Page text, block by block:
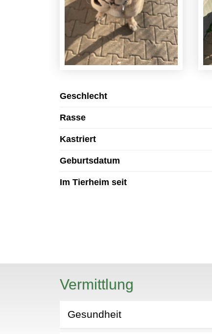
Geschlecht
Rasse
Kastriert
Geburtsdatum
Im Tierheim seit
Vermittlung
Gesundheit